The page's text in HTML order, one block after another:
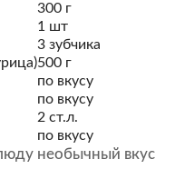
300 г
1 шт
3 зубчика
500 г
по вкусу
по вкусу
2 ст.л.
по вкусу
необычный вкус